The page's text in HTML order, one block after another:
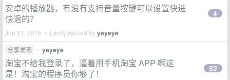
安卓的播放器，有没有支持音量按键可以设置快进
快退的？
Jun 21, 2016 • Lastly replied byyeyeye
4
分享发现 • yeyeye
淘宝不给我登录了，逼着用手机淘宝 APP 啊这
是！淘宝的程序员你够了！
52